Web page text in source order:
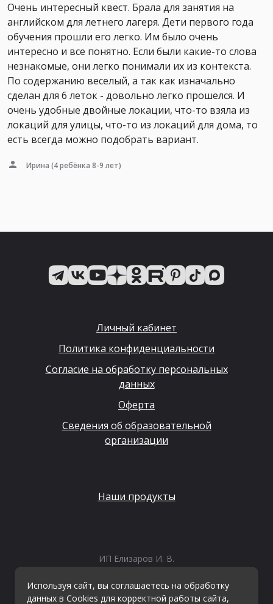
Очень интересный квест. Брала для занятия на
английском для летнего лагеря. Дети первого года
обучения прошли его легко. Им было очень
интересно и все понятно. Если были какие-то слова
незнакомые, они легко понимали их из контекста.
По содержанию веселый, а так как изначально
сделан для 6 леток - довольно легко прошелся. И
очень удобные двойные локации, что-то взяла из
локаций для улицы, что-то из локаций для дома, то
есть всегда можно подобрать вариант.
Ирина (4 ребёнка 8-9 лет)
Личный кабинет
Политика конфиденциальности
Согласие на обработку персональных
данных
Оферта
Сведения об образовательной
организации
Наши продукты
ИП Елизаров И. В.
ОГРНИП: 315665800057162
Эл. почта:info@kvestiks.ru
Используя сайт, вы соглашаетесь на обработку
данных в Cookies для корректной работы сайта,